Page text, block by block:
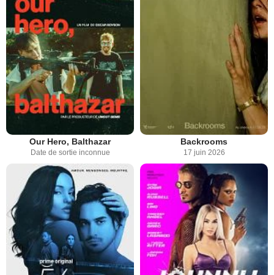
Our Hero, Balthazar
Date de sortie inconnue
Backrooms
17 juin 2026